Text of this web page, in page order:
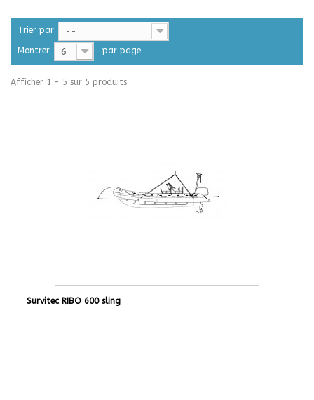
Trier par --
Montrer 6 par page
Afficher 1 - 5 sur 5 produits
Survitec RIBO 600 sling